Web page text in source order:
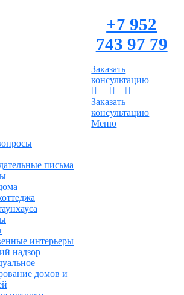
письма
интерьеры
надзор
домов и
+7 952
743 97 79
Заказать
консультацию
Заказать
консультацию
Меню